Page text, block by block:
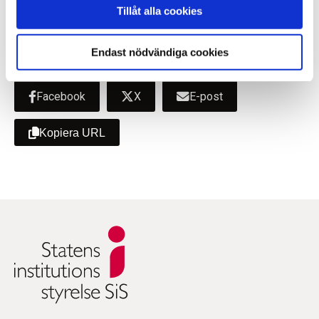
Tillåt alla cookies
Endast nödvändiga cookies
Dela sidan med andra
Facebook X E-post
Kopiera URL